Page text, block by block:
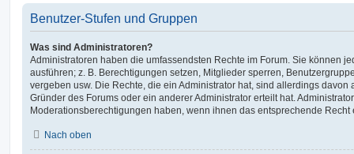
Benutzer-Stufen und Gruppen
Was sind Administratoren?
Administratoren haben die umfassendsten Rechte im Forum. Sie können
ausführen; z. B. Berechtigungen setzen, Mitglieder sperren,
vergeben usw. Die Rechte, die ein Administrator hat, sind allerdings
Gründer des Forums oder ein anderer Administrator erteilt hat.
Moderationsberechtigungen haben, wenn ihnen das entsprechende Recht
Nach oben